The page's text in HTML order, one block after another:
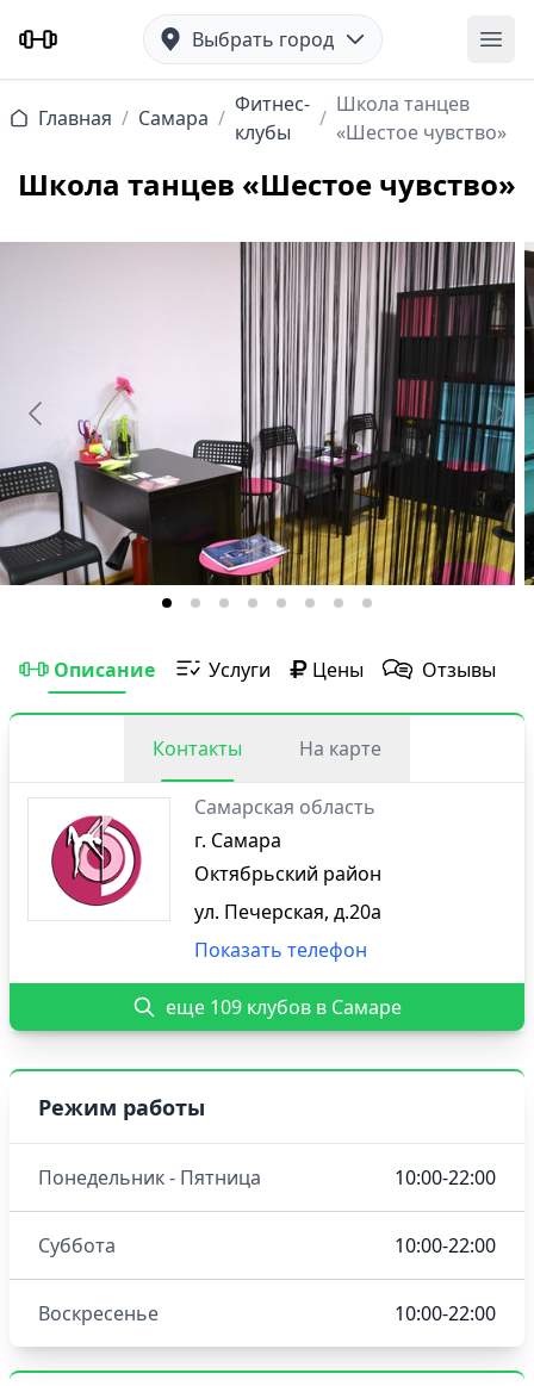
Выбрать город
Главная / Самара /
Фитнес-
клубы
/
Школа танцев
«Шестое чувство»
Школа танцев «Шестое чувство»
Описание Услуги Цены Отзывы
Контакты На карте
Самарская область
г. Самара
Октябрьский район
ул. Печерская, д.20а
Показать телефон
еще 109 клубов в Самаре
Режим работы
Понедельник - Пятница 10:00-22:00
Суббота 10:00-22:00
Воскресенье 10:00-22:00